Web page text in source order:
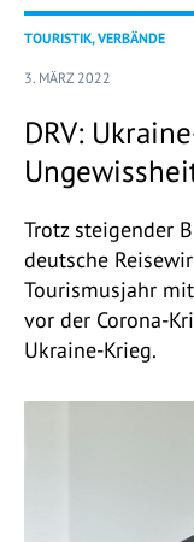
TOURISTIK, VERBÄNDE
3. MÄRZ 2022
DRV:
Trotz steigender
deutsche
Tourismusjahr
vor der Corona-
Ukraine-Krieg.